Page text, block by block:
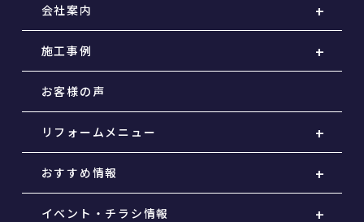
会社案内
施工事例
お客様の声
リフォームメニュー
おすすめ情報
イベント・チラシ情報